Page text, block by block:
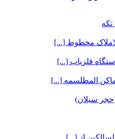
مخطوط [...]
فلزیاب [...]
المطلسمه [...]
سیلان)